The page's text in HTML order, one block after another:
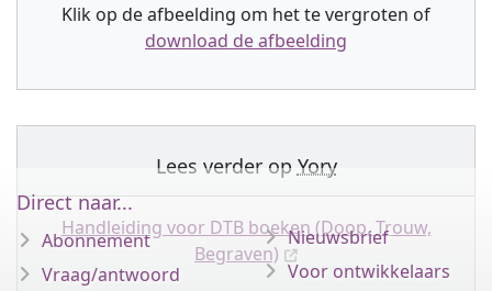
Klik op de afbeelding om het te vergroten of
download de afbeelding
Lees verder op Yory
Handleiding voor DTB boeken (Doop, Trouw,
Begraven)
Direct naar...
Abonnement
Vraag/antwoord
Nieuwsbrief
Voor ontwikkelaars